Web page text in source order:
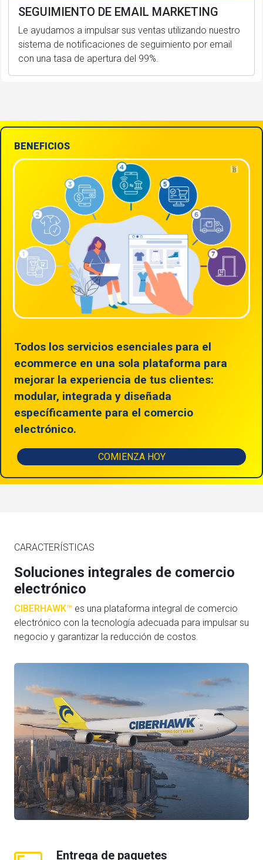
SEGUIMIENTO DE EMAIL MARKETING
Le ayudamos a impulsar sus ventas utilizando nuestro
sistema de notificaciones de seguimiento por email
con una tasa de apertura del 99%.
BENEFICIOS
Todos los servicios esenciales para el
ecommerce en una sola plataforma para
mejorar la experiencia de tus clientes:
modular, integrada y diseñada
específicamente para el comercio
electrónico.
COMIENZA HOY
CARACTERÍSTICAS
Soluciones integrales de comercio
electrónico
CIBERHAWK™ es una plataforma integral de comercio
electrónico con la tecnología adecuada para impulsar su
negocio y garantizar la reducción de costos.
Entrega de paquetes